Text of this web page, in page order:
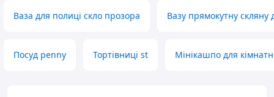
Ваза для полиці скло прозора Вазу прямокутну скляну
Посуд penny Тортівниці st Мінікашпо для